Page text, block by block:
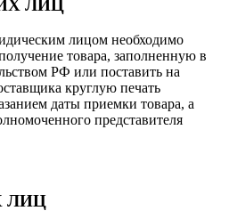
ЛИЦ
лицом необходимо
товара, заполненную в
РФ или поставить на
круглую печать
даты приемки товара, а
представителя
ЛИЦ